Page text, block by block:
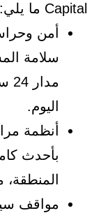
Capital ما يلي:
أمن
سلامة
اليوم.
أنظمة
بأحدث
مواقف